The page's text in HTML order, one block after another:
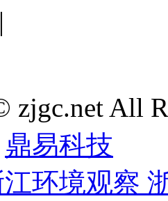
|
zjgc.net All
鼎易科技
环境观察